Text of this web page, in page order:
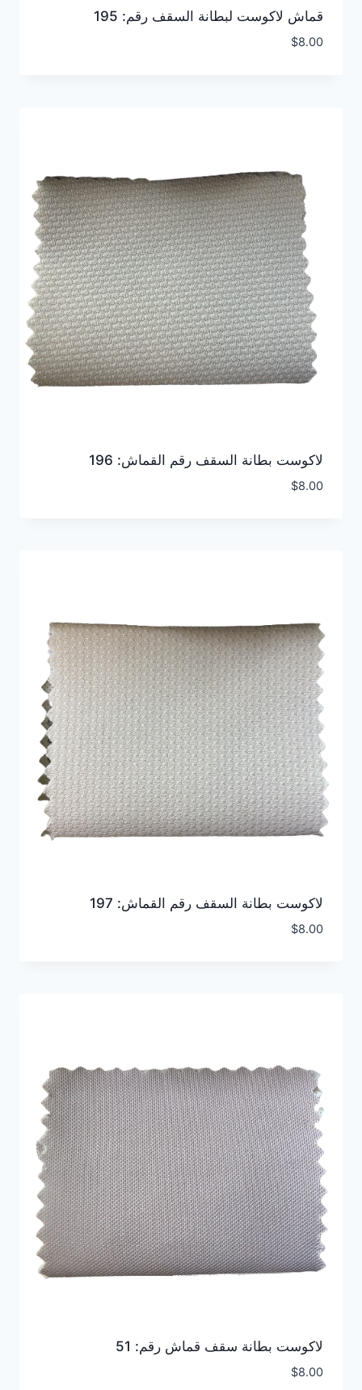
قماش لاكوست لبطانة السقف رقم: 195
$8.00
لاكوست بطانة السقف رقم القماش: 196
$8.00
لاكوست بطانة السقف رقم القماش: 197
$8.00
لاكوست بطانة سقف قماش رقم: 51
$8.00